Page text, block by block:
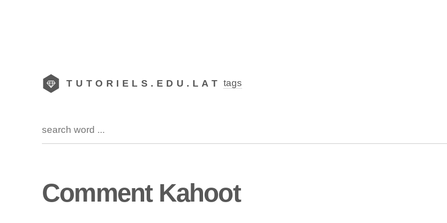
TUTORIELS.EDU.LAT tags
Comment Kahoot